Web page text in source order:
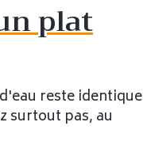
plat
reste identique
surtout pas, au